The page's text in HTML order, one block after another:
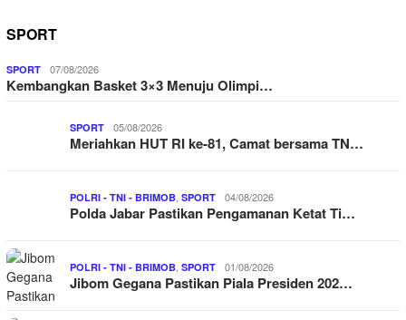
SPORT
SPORT 07/08/2026
Kembangkan Basket 3×3 Menuju Olimpi…
SPORT 05/08/2026
Meriahkan HUT RI ke-81, Camat bersama TN…
POLRI - TNI - BRIMOB SPORT 04/08/2026
Polda Jabar Pastikan Pengamanan Ketat Ti…
POLRI - TNI - BRIMOB SPORT 01/08/2026
Jibom Gegana Pastikan Piala Presiden 202…